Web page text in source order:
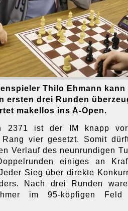
Thilo Ehmann kann
ersten drei Runden
makellos ins A-Open.
2371 ist der IM knapp
Rang vier gesetzt. Somit
Verlauf des neunrundigen
einiges an
Sieg über direkte
Nach drei Runden
im 95-köpfigen Feld